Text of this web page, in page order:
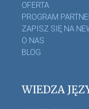
OFERTA
PROGRAM
ZAPISZ SIĘ NA
O NAS
BLOG
WIEDZA